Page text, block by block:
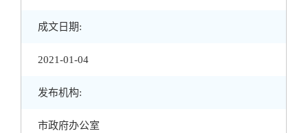
成文日期:
2021-01-04
发布机构:
市政府办公室